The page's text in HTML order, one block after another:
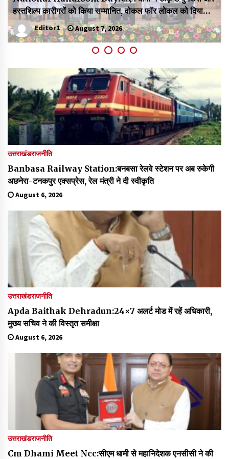
May 10, 2022
Thought Of The Day 9 May
May 9, 2022
बोलेरो, एक ही परिवार के पांच लोगों की मौत
Editor1 August 7, 2026
उत्तराखंडराजनीति
Banbasa Railway Station:बनबसा रेलवे स्टेशन पर अब रुकेगी
अछनेरा-टनकपुर एक्सप्रेस, रेल मंत्री ने दी स्वीकृति
August 6, 2026
उत्तराखंडराजनीति
Apda Baithak Dehradun:24×7 अलर्ट मोड में रहें अधिकारी,
मुख्य सचिव ने की विस्तृत समीक्षा
August 6, 2026
उत्तराखंडराजनीति
Cm Dhami Meet Ncc:सीएम धामी से महानिदेशक एनसीसी ने की